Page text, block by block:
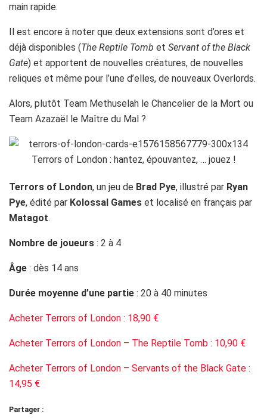
main rapide.
Il est encore à noter que deux extensions sont d’ores et
déjà disponibles (The Reptile Tomb et Servant of the Black
Gate) et apportent de nouvelles créatures, de nouvelles
reliques et même pour l’une d’elles, de nouveaux Overlords.
Alors, plutôt Team Methuselah le Chancelier de la Mort ou
Team Azazaël le Maître du Mal ?
Terrors of London, un jeu de Brad Pye, illustré par Ryan
Pye, édité par Kolossal Games et localisé en français par
Matagot.
Nombre de joueurs : 2 à 4
Âge : dès 14 ans
Durée moyenne d’une partie : 20 à 40 minutes
Acheter Terrors of London : 18,90 €
Acheter Terrors of London – The Reptile Tomb : 10,90 €
Acheter Terrors of London – Servants of the Black Gate :
14,95 €
Partager :